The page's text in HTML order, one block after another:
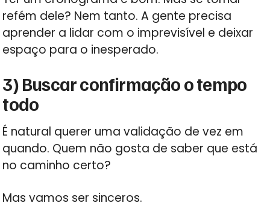
refém dele? Nem tanto. A gente precisa
aprender a lidar com o imprevisível e deixar
espaço para o inesperado.
3) Buscar confirmação o tempo
todo
É natural querer uma validação de vez em
quando. Quem não gosta de saber que está
no caminho certo?
Mas vamos ser sinceros.